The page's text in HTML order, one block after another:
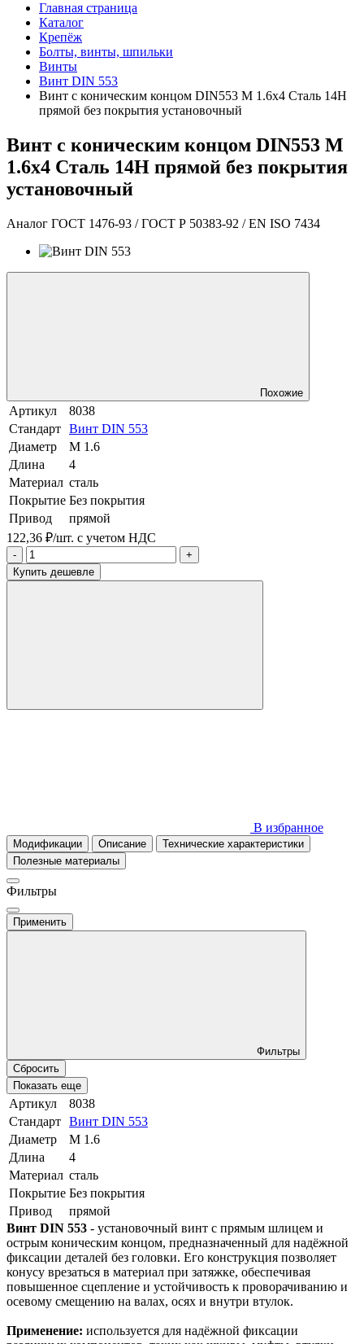
Главная страница
Каталог
Крепёж
Болты, винты, шпильки
Винты
Винт DIN 553
Винт с коническим концом DIN553 М 1.6х4 Сталь 14Н
прямой без покрытия установочный
Винт с коническим концом DIN553 М
1.6х4 Сталь 14Н прямой без покрытия
установочный
Аналог ГОСТ 1476-93 / ГОСТ Р 50383-92 / EN ISO 7434
Похожие
Артикул
8038
Стандарт Винт DIN 553
Диаметр
М 1.6
Длина
4
Материал сталь
Покрытие Без покрытия
Привод
прямой
122,36 ₽/шт. с учетом НДС
-
+
Купить дешевле
В избранное
Модификации Описание
Технические характеристики
Полезные материалы
Фильтры
Применить
Фильтры
Сбросить
Показать еще
Артикул
8038
Стандарт Винт DIN 553
Диаметр
М 1.6
Длина
4
Материал сталь
Покрытие Без покрытия
Привод
прямой
Винт DIN 553 - установочный винт с прямым шлицем и
острым коническим концом, предназначенный для надёжной
фиксации деталей без головки. Его конструкция позволяет
конусу врезаться в материал при затяжке, обеспечивая
повышенное сцепление и устойчивость к проворачиванию и
осевому смещению на валах, осях и внутри втулок.
Применение: используется для надёжной фиксации